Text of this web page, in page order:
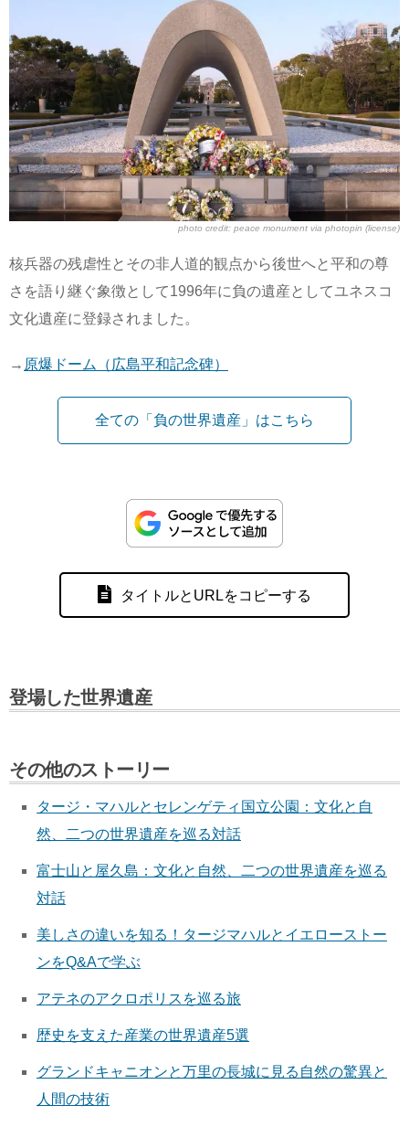
photo credit: peace monument via photopin (license)
核兵器の残虐性とその非人道的観点から後世へと平和の尊
さを語り継ぐ象徴として1996年に負の遺産としてユネスコ
文化遺産に登録されました。
→ 原爆ドーム（広島平和記念碑）
全ての「負の世界遺産」はこちら
タイトルとURLをコピーする
登場した世界遺産
その他のストーリー
タージ・マハルとセレンゲティ国立公園：文化と自
然、二つの世界遺産を巡る対話
富士山と屋久島：文化と自然、二つの世界遺産を巡る
対話
美しさの違いを知る！タージマハルとイエローストー
ンをQ&Aで学ぶ
アテネのアクロポリスを巡る旅
歴史を支えた産業の世界遺産5選
グランドキャニオンと万里の長城に見る自然の驚異と
人間の技術